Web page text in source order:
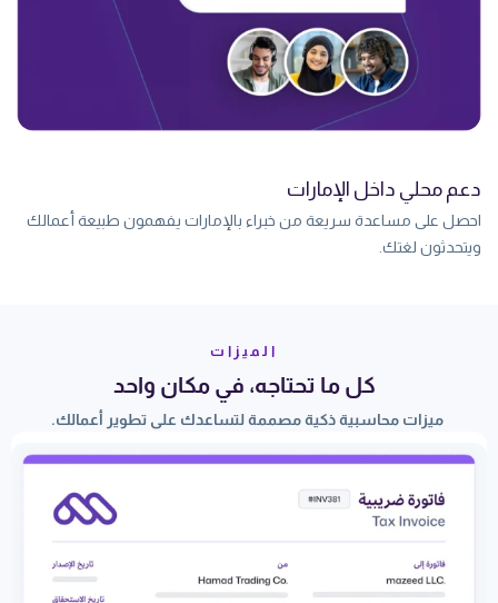
دعم محلي داخل الإمارات
احصل على مساعدة سريعة من خبراء بالإمارات يفهمون طبيعة أعمالك
ويتحدثون لغتك.
الميزات
كل ما تحتاجه، في مكان واحد
ميزات محاسبية ذكية مصممة لتساعدك على تطوير أعمالك.